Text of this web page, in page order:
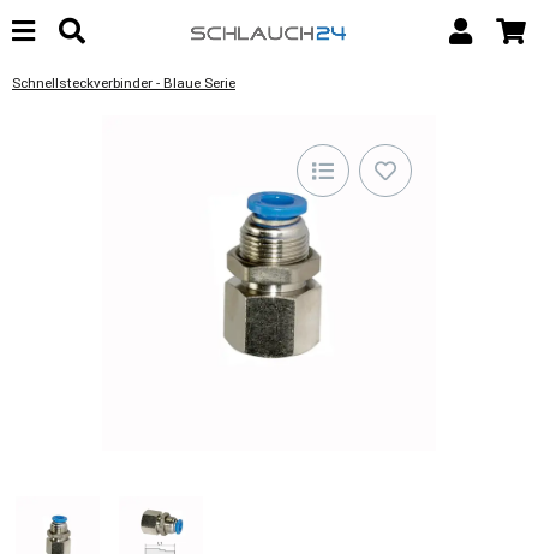
Schnellsteckverbinder - Blaue Serie